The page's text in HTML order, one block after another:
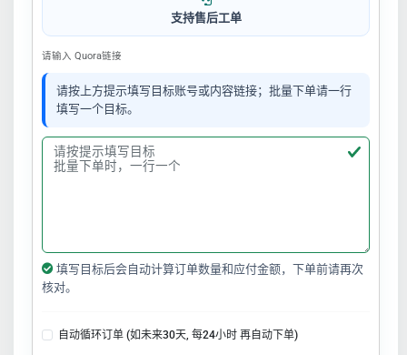
支持售后工单
请输入 Quora链接
请按上方提示填写目标账号或内容链接；批量下单请一行
填写一个目标。
填写目标后会自动计算订单数量和应付金额，下单前请再次
核对。
自动循环订单 (如未来30天, 每24小时 再自动下单)